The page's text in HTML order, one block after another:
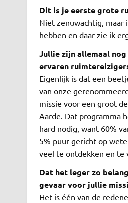
Dit is je eerste grote
Niet zenuwachtig, maar
hebben en daar zie ik
Jullie zijn allemaal
ervaren
Eigenlijk is dat een
van onze
missie voor een groot
Aarde. Dat programma
hard nodig, want 60%
5% puur gericht op
veel te ontdekken en te
Dat het leger zo
gevaar voor jullie
Het is één van de